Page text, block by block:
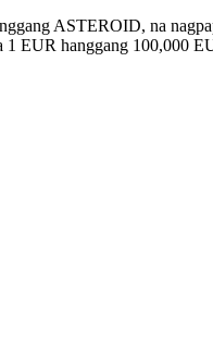
ASTEROID, na
EUR hanggang 100,000